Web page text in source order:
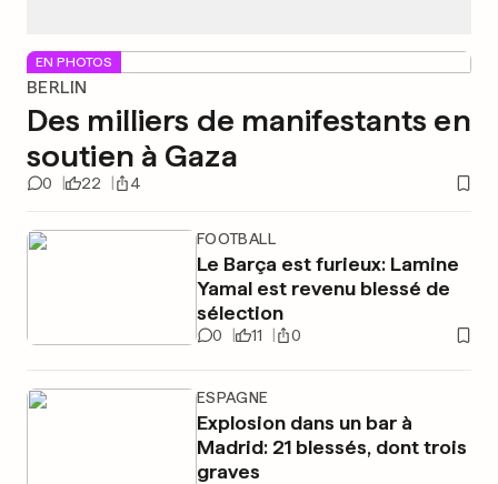
EN PHOTOS
BERLIN
Des milliers de manifestants en
soutien à Gaza
0 22 4
FOOTBALL
Le Barça est furieux: Lamine
Yamal est revenu blessé de
sélection
0 11 0
ESPAGNE
Explosion dans un bar à
Madrid: 21 blessés, dont trois
graves